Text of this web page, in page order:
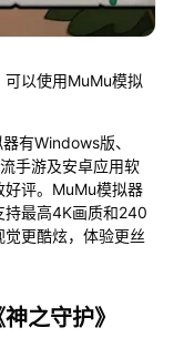
以使用MuMu模拟
有Windows版、
手游及安卓应用软
好评。MuMu模拟器
持最高4K画质和240
更酷炫，体验更丝
之守护》